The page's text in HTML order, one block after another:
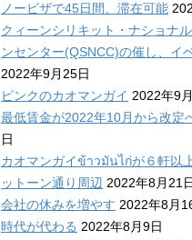
ノービザで45日間、滞在可能
クィーンシリキット・ナショナ
ンセンター(QSNCC)の催し、イ
2022年9月25日
ピンクのカオマンガイ 2022年9
最低賃金が2022年10月から改定
日
カオマンガイข้าวมันไก่が６軒以
ットーン通り周辺 2022年8月21
会社の休みを増やす 2022年8月
時代が代わる 2022年8月9日